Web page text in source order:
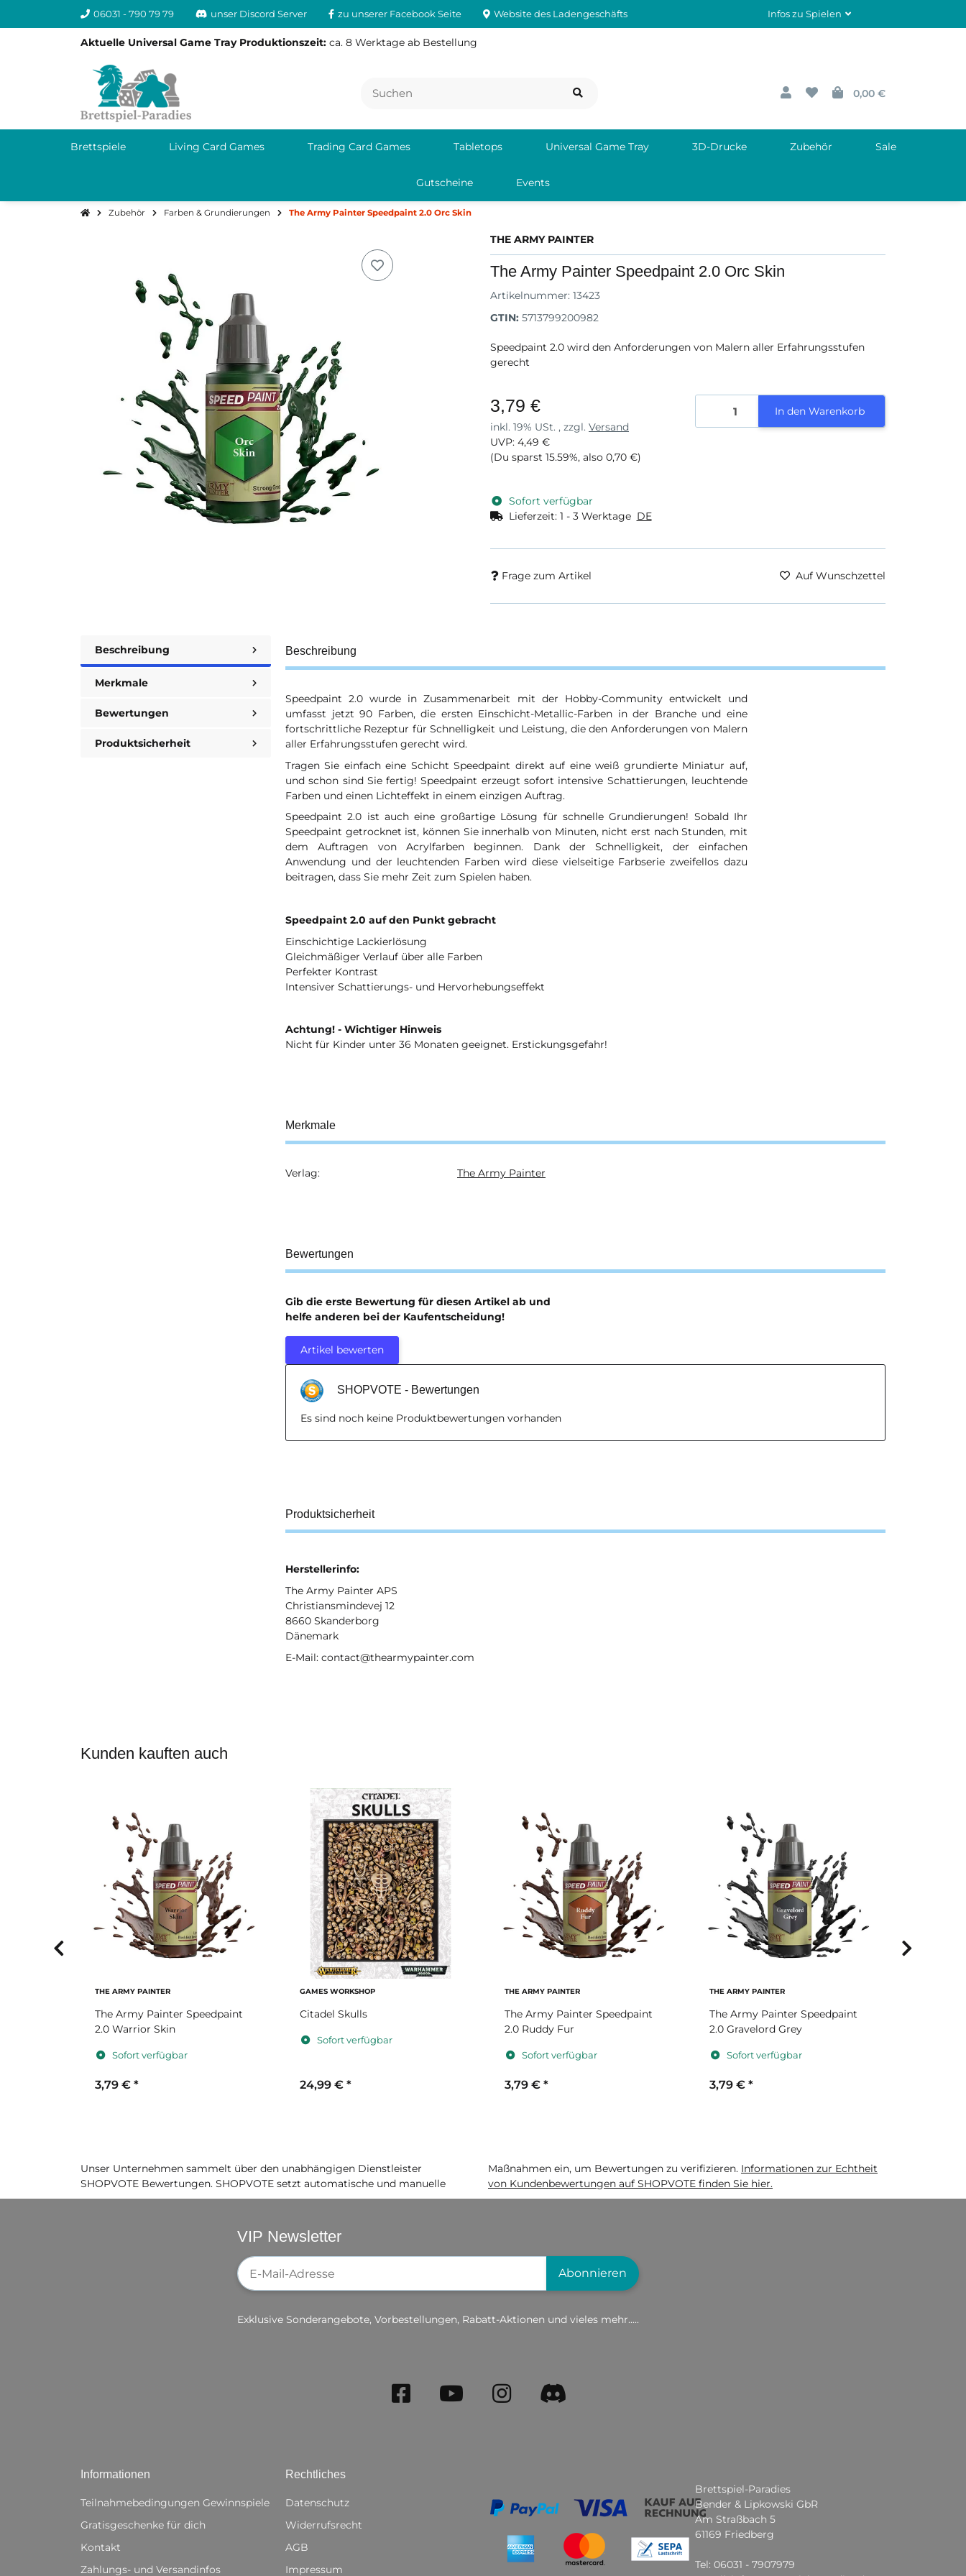
06031 - 790 79 79 unser Discord Server zu unserer Facebook Seite Website des Ladengeschäfts Infos zu Spielen
Aktuelle Universal Game Tray Produktionszeit: ca. 8 Werktage ab Bestellung
0,00 €
Brettspiele Living Card Games Trading Card Games Tabletops Universal Game Tray 3D-Drucke Zubehör Sale
Gutscheine Events
Zubehör Farben & Grundierungen The Army Painter Speedpaint 2.0 Orc Skin
THE ARMY PAINTER
The Army Painter Speedpaint 2.0 Orc Skin
Artikelnummer: 13423
GTIN: 5713799200982
Speedpaint 2.0 wird den Anforderungen von Malern aller Erfahrungsstufen
gerecht
3,79 €
inkl. 19% USt. , zzgl. Versand
UVP: 4,49 €
(Du sparst 15.59%, also 0,70 €)
Sofort verfügbar
Lieferzeit: 1 - 3 Werktage DE
In den Warenkorb
Frage zum Artikel Auf Wunschzettel
Beschreibung
Merkmale
Bewertungen
Produktsicherheit
Beschreibung
Speedpaint 2.0 wurde in Zusammenarbeit mit der Hobby-Community entwickelt und
umfasst jetzt 90 Farben, die ersten Einschicht-Metallic-Farben in der Branche und eine
fortschrittliche Rezeptur für Schnelligkeit und Leistung, die den Anforderungen von Malern
aller Erfahrungsstufen gerecht wird.
Tragen Sie einfach eine Schicht Speedpaint direkt auf eine weiß grundierte Miniatur auf,
und schon sind Sie fertig! Speedpaint erzeugt sofort intensive Schattierungen, leuchtende
Farben und einen Lichteffekt in einem einzigen Auftrag.
Speedpaint 2.0 ist auch eine großartige Lösung für schnelle Grundierungen! Sobald Ihr
Speedpaint getrocknet ist, können Sie innerhalb von Minuten, nicht erst nach Stunden, mit
dem Auftragen von Acrylfarben beginnen. Dank der Schnelligkeit, der einfachen
Anwendung und der leuchtenden Farben wird diese vielseitige Farbserie zweifellos dazu
beitragen, dass Sie mehr Zeit zum Spielen haben.
Speedpaint 2.0 auf den Punkt gebracht
Einschichtige Lackierlösung
Gleichmäßiger Verlauf über alle Farben
Perfekter Kontrast
Intensiver Schattierungs- und Hervorhebungseffekt
Achtung! - Wichtiger Hinweis
Nicht für Kinder unter 36 Monaten geeignet. Erstickungsgefahr!
Merkmale
Produkteigenschaft
Wert
Verlag: The Army Painter
Bewertungen
Gib die erste Bewertung für diesen Artikel ab und
helfe anderen bei der Kaufentscheidung!
Artikel bewerten
SHOPVOTE - Bewertungen
Es sind noch keine Produktbewertungen vorhanden
Produktsicherheit
Herstellerinfo:
The Army Painter APS
Christiansmindevej 12
8660 Skanderborg
Dänemark
E-Mail: contact@thearmypainter.com
Kunden kauften auch
THE ARMY PAINTER
The Army Painter Speedpaint
2.0 Warrior Skin
Sofort verfügbar
3,79 € *
GAMES WORKSHOP
Citadel Skulls
Sofort verfügbar
24,99 € *
THE ARMY PAINTER
The Army Painter Speedpaint
2.0 Ruddy Fur
Sofort verfügbar
3,79 € *
THE ARMY PAINTER
The Army Painter Speedpaint
2.0 Gravelord Grey
Sofort verfügbar
3,79 € *
Unser Unternehmen sammelt über den unabhängigen Dienstleister
SHOPVOTE Bewertungen. SHOPVOTE setzt automatische und manuelle
Maßnahmen ein, um Bewertungen zu verifizieren. Informationen zur Echtheit
von Kundenbewertungen auf SHOPVOTE finden Sie hier.
VIP Newsletter
Newsletter-Registrierung
Abonnieren
Exklusive Sonderangebote, Vorbestellungen, Rabatt-Aktionen und vieles mehr.....
Informationen
Teilnahmebedingungen Gewinnspiele
Gratisgeschenke für dich
Kontakt
Zahlungs- und Versandinfos
Rechtliches
Datenschutz
Widerrufsrecht
AGB
Impressum
Brettspiel-Paradies
Bender & Lipkowski GbR
Am Straßbach 5
61169 Friedberg
Tel: 06031 - 7907979